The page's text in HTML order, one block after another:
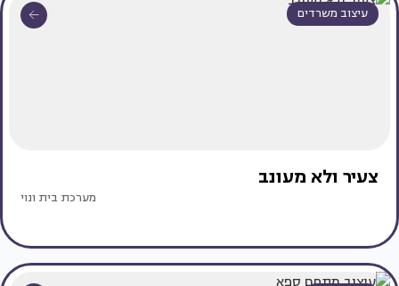
עיצוב משרדים
צעיר ולא מעונב
מערכת בית ונוי